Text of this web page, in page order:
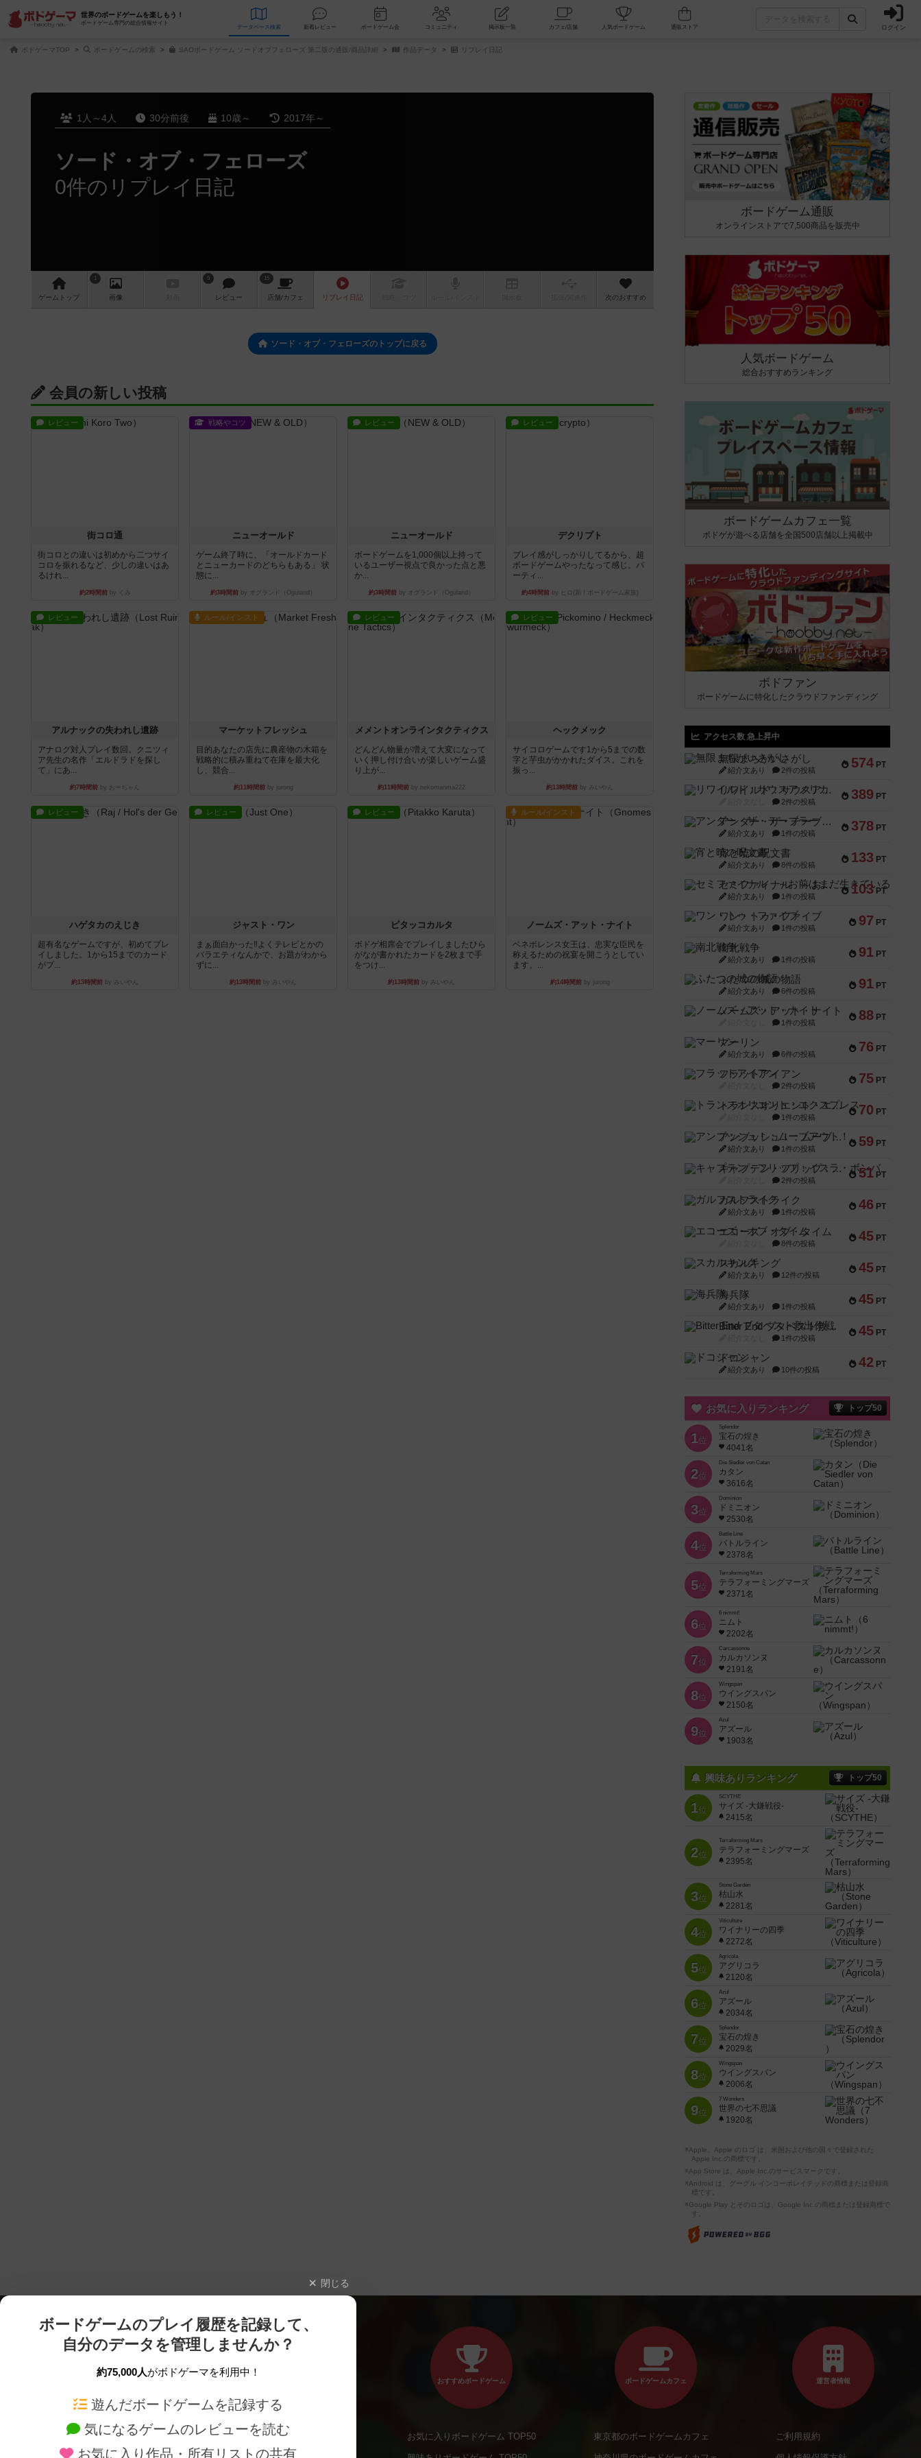
世界のボードゲームを楽しもう！
ボードゲーム専門の総合情報サイト
データベース 検索 新着レビュー ボードゲーム会 コミュニティ 掲示板一覧 カフェ/店舗 人気ボードゲーム ログイン
ボドゲーマTOP ボードゲームの検索 SAOボードゲーム ソードオブフェローズ 第二版の通販/商品詳細 作品データ リプレイ日記
1人～4人 30分前後 10歳～ 2017年～
ソード・オブ・フェローズ
0件のリプレイ日記
ゲーム トップ
1
画像
5
レビュー
15
店舗/カフェ リプレイ 日記 次のおすすめ
ソード・オブ・フェローズのトップに戻る
会員の新しい投稿
レビュー
街コロ通
街コロとの違いは初めから二つサイ
コロを振れるなど、少しの違いはあ
るけれ...
約2時間前by くみ
戦略やコツ
ニューオールド
ゲーム終了時に、「オールドカード
とニューカードのどちらもある」 状
態に...
約3時間前 by オグランド（Oguland）
レビュー
ニューオールド
ボードゲームを1,000個以上持って
いるユーザー視点で良かった点と悪
か...
約3時間前 by オグランド（Oguland）
レビュー
デクリプト
プレイ感がしっかりしてるから、超
ボードゲームやったなって感じ。パ
ーティ...
約4時間前by ヒロ(新！ボードゲーム家族)
レビュー
アルナックの失われし遺跡
アナログ対人プレイ数回。クニツィ
ア先生の名作「エルドラドを探し
て」にあ...
約7時間前 by おーちゃん
ルール/インスト
マーケットフレッシュ
目的あなたの店先に農産物の木箱を
戦略的に積み重ねて在庫を最大化
し、競合...
約11時間前by jurong
レビュー
メメントオンラインタクティクス
どんどん物量が増えて大変になって
いく押し付け合いが楽しいゲーム盛
り上が...
約11時間前 by nekomanma222
レビュー
ヘックメック
サイコロゲームです1から5までの数
字と芋虫がかかれたダイス。これを
振っ...
約13時間前 by みいやん
レビュー
ハゲタカのえじき
超有名なゲームですが、初めてプレ
イしました。1から15までのカード
がプ...
約13時間前 by みいやん
レビュー
ジャスト・ワン
まぁ面白かった‼️よくテレビとかの
バラエティなんかで、お題がわから
ずに...
約13時間前 by みいやん
レビュー
ピタッコカルタ
ボドゲ相席会でプレイしましたひら
がなが書かれたカードを2枚まで手
をつけ...
約13時間前 by みいやん
ルール/インスト
ノームズ・アット・ナイト
ベネボレンス女王は、忠実な臣民を
称えるための祝宴を開こうとしてい
ます。...
約14時間前by jurong
ボードゲーム通販
オンラインストアで7,500商品を販売中
人気ボードゲーム
総合おすすめランキング
ボードゲームカフェ一覧
ボドゲが遊べる店舗を全国500店舗以上掲載中
ボドファン
ボードゲームに特化したクラウドファンディング
アクセス数 急上昇中
574 PT
無限まちがいさがし
紹介文あり 2件の投稿
389 PT
リワイルド：サウスアメリカ
2件の投稿
378 PT
アンダー・ザ・テーブラー
紹介文あり 1件の投稿
133 PT
宵と暁の呪文書
紹介文あり 8件の投稿
103 PT
セミファイナル ～お前はまだ生きている～
紹介文あり 1件の投稿
97 PT
ワン・トゥ・ファイブ
紹介文あり 1件の投稿
91 PT
南北戦争
紹介文あり 1件の投稿
91 PT
ふたつの城の物語
紹介文あり 6件の投稿
88 PT
ノームズ・アット・ナイト
1件の投稿
76 PT
マーリン
紹介文あり 6件の投稿
75 PT
フラットアイアン
2件の投稿
70 PT
トランスオリエント・エクスプレス
1件の投稿
59 PT
アンブッシュ！：ムーブアウト！
紹介文あり 1件の投稿
51 PT
キャプテン・フリップ：イスラ・ボンバ
2件の投稿
46 PT
ガルフストライク
紹介文あり 1件の投稿
45 PT
エコーズ・オブ・タイム
8件の投稿
45 PT
スカルキング
紹介文あり 12件の投稿
45 PT
海兵隊
紹介文あり 1件の投稿
45 PT
Bitter End ブタペスト救出作戦
1件の投稿
42 PT
ドコジャン
紹介文あり 10件の投稿
お気に入りランキング トップ50
1位
Splendor
宝石の煌き
4041名
2位
Die Siedler von Catan
カタン
3616名
3位
Dominion
ドミニオン
2530名
4位
Battle Line
バトルライン
2378名
5位
Terraforming Mars
テラフォーミングマーズ
2371名
6位
6 nimmt!
ニムト
2202名
7位
Carcassonne
カルカソンヌ
2191名
8位
Wingspan
ウイングスパン
2150名
9位
Azul
アズール
1903名
興味ありランキング トップ50
1位
SCYTHE
サイズ -大鎌戦役-
2415名
2位
Terraforming Mars
テラフォーミングマーズ
2395名
3位
Stone Garden
枯山水
2281名
4位
Viticulture
ワイナリーの四季
2272名
5位
Agricola
アグリコラ
2120名
6位
Azul
アズール
2034名
7位
Splendor
宝石の煌き
2029名
8位
Wingspan
ウイングスパン
2006名
9位
7 Wonders
世界の七不思議
1920名
※Apple、Apple のロゴ は、米国および他の国々で登録された
Apple Inc.の商標です。
※App Store は、Apple Inc.のサービスマークです。
※Android は、グーグル インコーポレイテッドの商標または登録商
標です。
※Google Play とそのロゴは、Google Inc.の商標または登録商標で
す。
閉じる
ボードゲームのプレイ履歴を記録して、
自分のデータを管理しませんか？
約75,000人がボドゲーマを利用中！
遊んだボードゲームを記録する
気になるゲームのレビューを読む
お気に入り作品・所有リストの共有
ボードゲームを検索する 新作・再入荷情報
おすすめボードゲーム
お気に入りボードゲーム TOP50
ボードゲームカフェ
東京都のボードゲームカフェ
運営者情報
ご利用規約